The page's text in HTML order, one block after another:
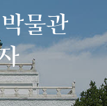
물관